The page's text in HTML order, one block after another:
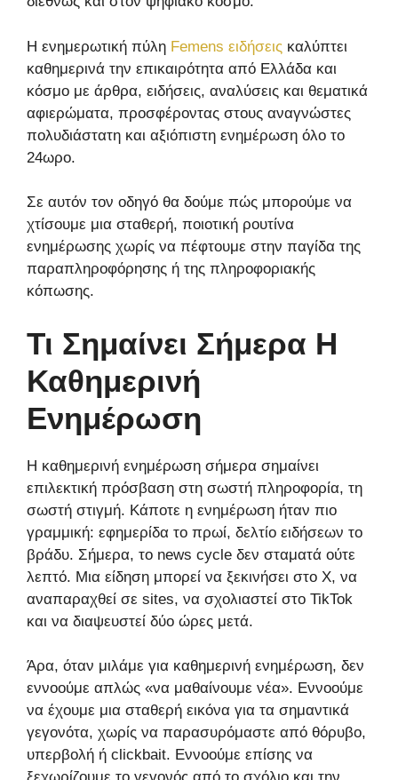
Η ενημερωτική πύλη Femens ειδήσεις καλύπτει
καθημερινά την επικαιρότητα από Ελλάδα και
κόσμο με άρθρα, ειδήσεις, αναλύσεις και θεματικά
αφιερώματα, προσφέροντας στους αναγνώστες
πολυδιάστατη και αξιόπιστη ενημέρωση όλο το
24ωρο.
Σε αυτόν τον οδηγό θα δούμε πώς μπορούμε να
χτίσουμε μια σταθερή, ποιοτική ρουτίνα
ενημέρωσης χωρίς να πέφτουμε στην παγίδα της
παραπληροφόρησης ή της πληροφοριακής
κόπωσης.
Τι Σημαίνει Σήμερα Η
Καθημερινή
Ενημέρωση
Η καθημερινή ενημέρωση σήμερα σημαίνει
επιλεκτική πρόσβαση στη σωστή πληροφορία, τη
σωστή στιγμή. Κάποτε η ενημέρωση ήταν πιο
γραμμική: εφημερίδα το πρωί, δελτίο ειδήσεων το
βράδυ. Σήμερα, το news cycle δεν σταματά ούτε
λεπτό. Μια είδηση μπορεί να ξεκινήσει στο X, να
αναπαραχθεί σε sites, να σχολιαστεί στο TikTok
και να διαψευστεί δύο ώρες μετά.
Άρα, όταν μιλάμε για καθημερινή ενημέρωση, δεν
εννοούμε απλώς «να μαθαίνουμε νέα». Εννοούμε
να έχουμε μια σταθερή εικόνα για τα σημαντικά
γεγονότα, χωρίς να παρασυρόμαστε από θόρυβο,
υπερβολή ή clickbait. Εννοούμε επίσης να